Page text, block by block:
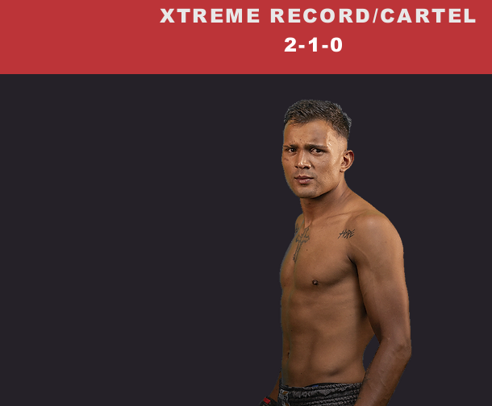
XTREME RECORD/CARTEL
2-1-0